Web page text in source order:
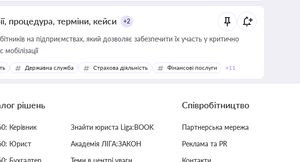
процедура, терміни, кейси +2
на підприємствах, який дозволяє забезпечити їх участь у критично
Державна служба Страхова діяльність Фінансові послуги +11
рішень
Керівник
Юрист
Бухгалтер
Знайти юриста Liga:BOOK
Академія ЛІГА:ЗАКОН
Теми в центрі уваги
Співробітництво
Партнерська мережа
Реклама та PR
Контакти